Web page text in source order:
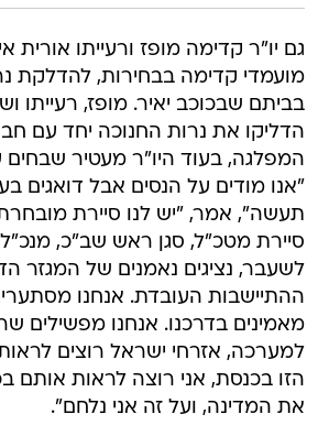
גם יו"ר קדימה מופז ורעייתו אורית
מועמדי קדימה בבחירות, להדלקת
בביתם שבכוכב יאיר. מופז, רעייתו
הדליקו את נרות החנוכה יחד עם
המפלגה, בעוד היו"ר מעטיר
"אנו מודים על הנסים אבל דואגים
תעשה", אמר, "יש לנו סיירת
סיירת מטכ"ל, סגן ראש שב"כ,
לשעבר, נציגים נאמנים של המגזר
ההתיישבות העובדת. אנחנו
מאמינים בדרכנו. אנחנו מפשילים
למערכה, אזרחי ישראל רוצים
הזו בכנסת, אני רוצה לראות אותם
את המדינה, ועל זה אני נלחם".